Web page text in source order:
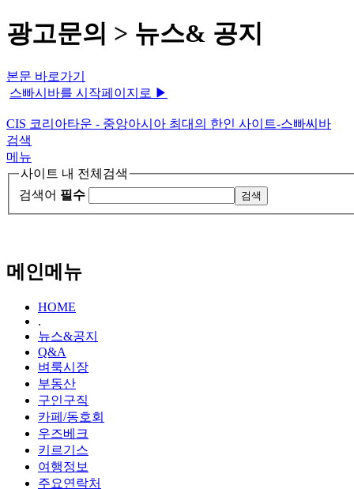
광고문의 > 뉴스& 공지
본문 바로가기
스빠시바를 시작페이지로 ▶
CIS 코리아타운 - 중앙아시아 최대의 한인 사이트-스빠씨바
검색
메뉴
사이트 내 전체검색
검색어 필수
메인메뉴
HOME
.
뉴스&공지
Q&A
벼룩시장
부동산
구인구직
카페/동호회
우즈베크
키르기스
여행정보
주요연락처